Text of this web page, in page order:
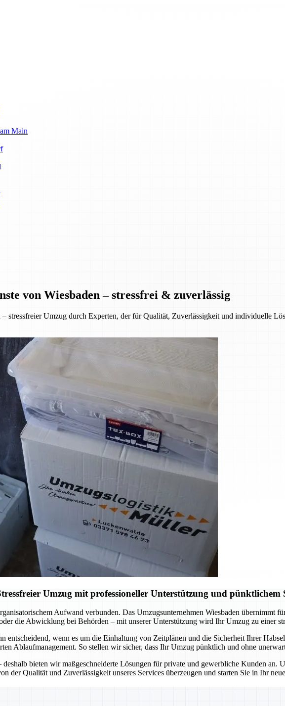
Main
von Wiesbaden – stressfrei & zuverlässig
stressfreier Umzug durch Experten, der für Qualität, Zuverlässigkeit und individuelle
Umzug mit professioneller Unterstützung und pünktlichem
Aufwand verbunden. Das Umzugsunternehmen Wiesbaden übernimmt
die Abwicklung bei Behörden – mit unserer Unterstützung wird Ihr Umzug zu einer
entscheidend, wenn es um die Einhaltung von Zeitplänen und die Sicherheit Ihrer
Ablaufmanagement. So stellen wir sicher, dass Ihr Umzug pünktlich und ohne
bieten wir maßgeschneiderte Lösungen für private und gewerbliche Kunden an.
der Qualität und Zuverlässigkeit unseres Services überzeugen und starten Sie in Ihr